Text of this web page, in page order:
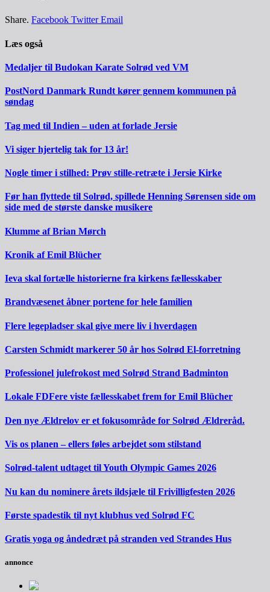
Share. Facebook Twitter Email
Læs også
Medaljer til Budokan Karate Solrød ved VM
PostNord Danmark Rundt kører gennem kommunen på
søndag
Tag med til Indien – uden at forlade Jersie
Vi siger hjertelig tak for 13 år!
Nogle timer i stilhed: Prøv stille-retræte i Jersie Kirke
Før han flyttede til Solrød, spillede Henning Sørensen side om
side med de største danske musikere
Klumme af Brian Mørch
Kronik af Emil Blücher
Ieva skal fortælle historierne fra kirkens fællesskaber
Brandvæsenet åbner portene for hele familien
Flere legepladser skal give mere liv i hverdagen
Carsten Schmidt markerer 50 år hos Solrød El-forretning
Professionel julefrokost med Solrød Strand Badminton
Lokale FDFere viste fællesskabet frem for Emil Blücher
Den nye Ældrelov er et fokusområde for Solrød Ældreråd.
Vis os planen – ellers føles arbejdet som stilstand
Solrød-talent udtaget til Youth Olympic Games 2026
Nu kan du nominere årets ildsjæle til Frivilligfesten 2026
Første spadestik til nyt klubhus ved Solrød FC
Gratis yoga og åndedræt på stranden ved Strandes Hus
annonce